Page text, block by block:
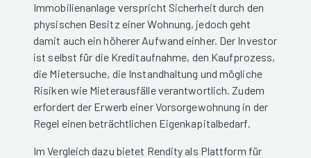
Immobilienanlage verspricht Sicherheit durch den
physischen Besitz einer Wohnung, jedoch geht
damit auch ein höherer Aufwand einher. Der Investor
ist selbst für die Kreditaufnahme, den Kaufprozess,
die Mietersuche, die Instandhaltung und mögliche
Risiken wie Mieterausfälle verantwortlich. Zudem
erfordert der Erwerb einer Vorsorgewohnung in der
Regel einen beträchtlichen Eigenkapitalbedarf.
Im Vergleich dazu bietet Rendity als Plattform für